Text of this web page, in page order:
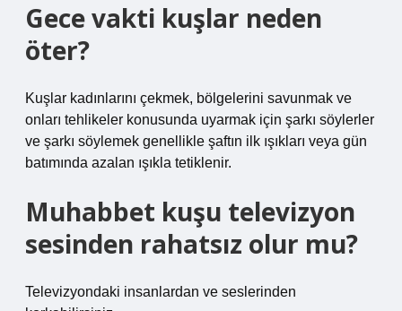
Gece vakti kuşlar neden
öter?
Kuşlar kadınlarını çekmek, bölgelerini savunmak ve
onları tehlikeler konusunda uyarmak için şarkı söylerler
ve şarkı söylemek genellikle şaftın ilk ışıkları veya gün
batımında azalan ışıkla tetiklenir.
Muhabbet kuşu televizyon
sesinden rahatsız olur mu?
Televizyondaki insanlardan ve seslerinden